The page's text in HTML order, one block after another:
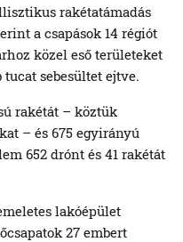
rakétatámadás
a csapások 14 régiót
közel eső területeket
sebesültet ejtve.
rakétát – köztük
– és 675 egyirányú
652 drónt és 41 rakétát
lakóépület
27 embert